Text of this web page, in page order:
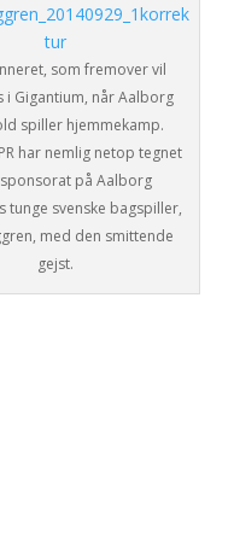
som fremover vil
i Gigantium, når Aalborg
spiller hjemmekamp.
har nemlig netop tegnet
på Aalborg
tunge svenske bagspiller,
med den smittende
gejst.